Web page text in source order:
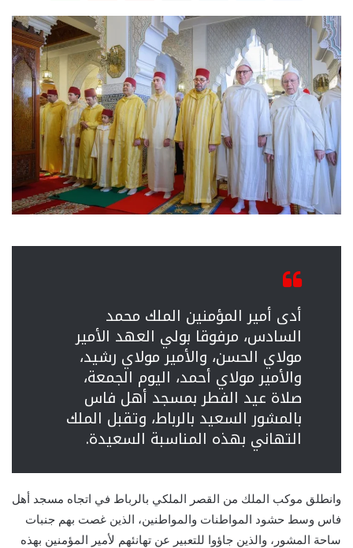
أدى أمير المؤمنين الملك محمد
السادس، مرفوقا بولي العهد الأمير
مولاي الحسن، والأمير مولاي رشيد،
والأمير مولاي أحمد، اليوم الجمعة،
صلاة عيد الفطر بمسجد أهل فاس
بالمشور السعيد بالرباط، وتقبل الملك
التهاني بهذه المناسبة السعيدة.
وانطلق موكب الملك من القصر الملكي بالرباط في اتجاه مسجد أهل
فاس وسط حشود المواطنات والمواطنين، الذين غصت بهم جنبات
ساحة المشور، والذين جاؤوا للتعبير عن تهانئهم لأمير المؤمنين بهذه